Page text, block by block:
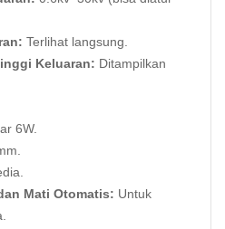
Terlihat langsung.
Keluaran: Ditampilkan
6W.
Mati Otomatis: Untuk